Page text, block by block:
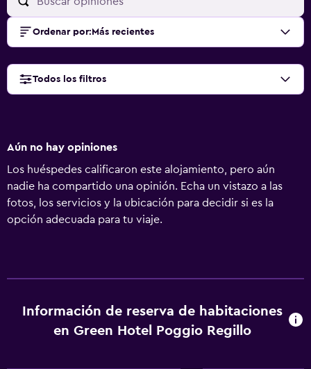
Ordenar por: Más recientes
Todos los filtros
Aún no hay opiniones
Los huéspedes calificaron este alojamiento, pero aún
nadie ha compartido una opinión. Echa un vistazo a las
fotos, los servicios y la ubicación para decidir si es la
opción adecuada para tu viaje.
Información de reserva de habitaciones
en Green Hotel Poggio Regillo